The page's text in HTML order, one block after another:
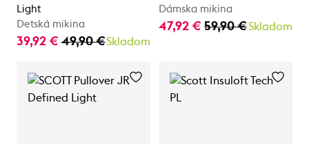
Light
Detská mikina
39,92 € 49,90 €Skladom
Dámska mikina
47,92 € 59,90 €Skladom